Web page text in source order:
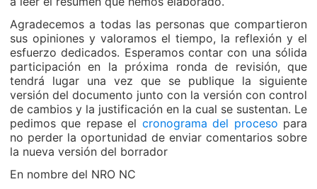
Agradecemos a todas las personas que compartieron
sus opiniones y valoramos el tiempo, la reflexión y el
esfuerzo dedicados. Esperamos contar con una sólida
participación en la próxima ronda de revisión, que
tendrá lugar una vez que se publique la siguiente
versión del documento junto con la versión con control
de cambios y la justificación en la cual se sustentan. Le
pedimos que repase el cronograma del proceso para
no perder la oportunidad de enviar comentarios sobre
la nueva versión del borrador
En nombre del NRO NC